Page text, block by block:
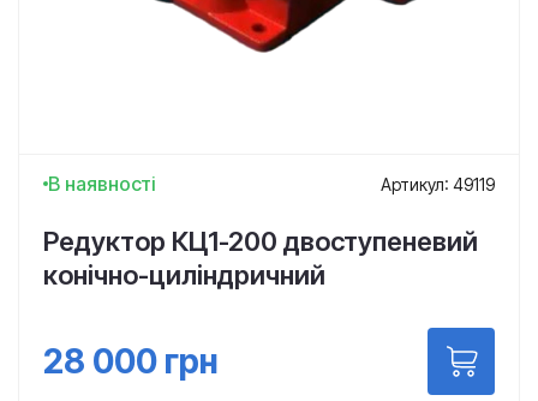
В наявності Артикул: 49119
Редуктор КЦ1-200 двоступеневий
конічно-циліндричний
28 000 грн